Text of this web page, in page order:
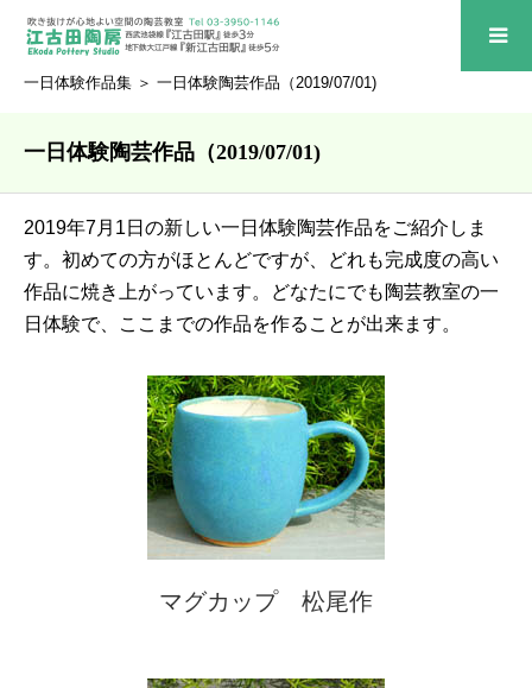
一日体験作品集 ＞ 一日体験陶芸作品（2019/07/01)
一日体験陶芸作品（2019/07/01)
2019年7月1日の新しい一日体験陶芸作品をご紹介しま
す。初めての方がほとんどですが、どれも完成度の高い
作品に焼き上がっています。どなたにでも陶芸教室の一
日体験で、ここまでの作品を作ることが出来ます。
マグカップ 松尾作